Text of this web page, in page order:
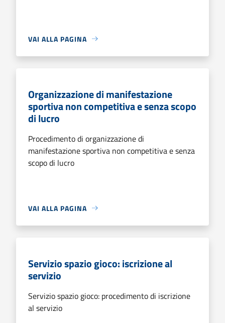
VAI ALLA PAGINA
Organizzazione di manifestazione
sportiva non competitiva e senza scopo
di lucro
Procedimento di organizzazione di
manifestazione sportiva non competitiva e senza
scopo di lucro
VAI ALLA PAGINA
Servizio spazio gioco: iscrizione al
servizio
Servizio spazio gioco: procedimento di iscrizione
al servizio